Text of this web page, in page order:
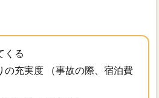
くる
の充実度 （事故の際、宿泊費